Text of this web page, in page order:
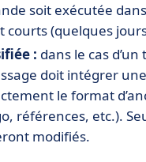
soit exécutée
courts (quelques
: dans le cas
doit intégrer
le format
références, etc.).
modifiés.